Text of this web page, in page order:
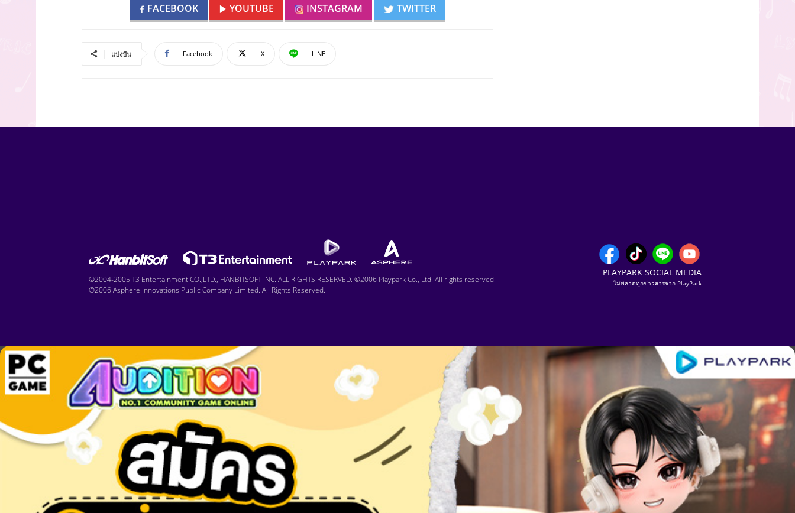
FACEBOOK YOUTUBE INSTAGRAM TWITTER
แบ่งปัน Facebook X LINE
PLAYPARK SOCIAL MEDIA
ไม่พลาดทุกข่าวสารจาก PlayPark
©2004-2005 T3 Entertainment CO.,LTD., HANBITSOFT INC. ALL RIGHTS RESERVED. ©2006 Playpark Co., Ltd. All rights reserved.
©2006 Asphere Innovations Public Company Limited. All Rights Reserved.